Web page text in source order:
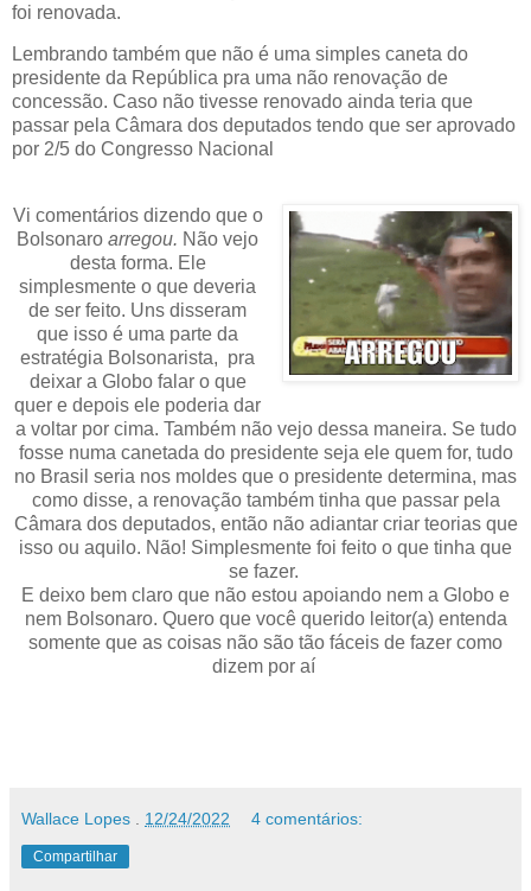
foi renovada.
Lembrando também que não é uma simples caneta do
presidente da República pra uma não renovação de
concessão. Caso não tivesse renovado ainda teria que
passar pela Câmara dos deputados tendo que ser aprovado
por 2/5 do Congresso Nacional
Vi comentários dizendo que o
Bolsonaroarregou. Não vejo
desta forma. Ele
simplesmente o que deveria
de ser feito. Uns disseram
que isso é uma parte da
estratégia Bolsonarista, pra
deixar a Globo falar o que
quer e depois ele poderia dar
a voltar por cima. Também não vejo dessa maneira. Se tudo
fosse numa canetada do presidente seja ele quem for, tudo
no Brasil seria nos moldes que o presidente determina, mas
como disse, a renovação também tinha que passar pela
Câmara dos deputados, então não adiantar criar teorias que
isso ou aquilo. Não! Simplesmente foi feito o que tinha que
se fazer.
E deixo bem claro que não estou apoiando nem a Globo e
nem Bolsonaro. Quero que você querido leitor(a) entenda
somente que as coisas não são tão fáceis de fazer como
dizem por aí
Wallace Lopes 12/24/2022 4 comentários:
Compartilhar